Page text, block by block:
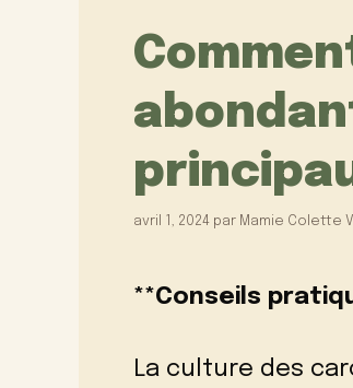
avril 1, 2024 par Mamie Colette
**Conseils
La culture des